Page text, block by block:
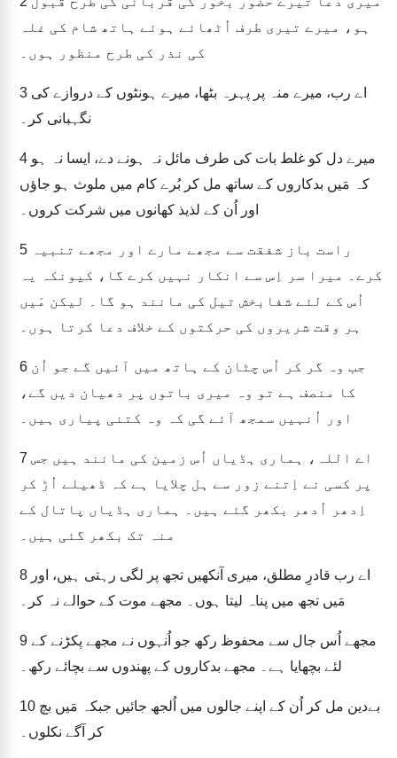
ہو، میرے تیری طرف اُٹھائے ہوئے ہاتھ شام کی غلہ
کی نذر کی طرح منظور ہوں۔
3
نگہبانی کر۔
4
کہ مَیں بدکاروں کے ساتھ مل کر بُرے کام میں ملوث ہو جاؤں
اور اُن کے لذیذ کھانوں میں شرکت کروں۔
5
کرے۔ میرا سر اِس سے انکار نہیں کرے گا، کیونکہ یہ
اُس کے لئے شفابخش تیل کی مانند ہو گا۔ لیکن مَیں
ہر وقت شریروں کی حرکتوں کے خلاف دعا کرتا ہوں۔
6
کا منصف ہے تو وہ میری باتوں پر دھیان دیں گے،
اور اُنہیں سمجھ آئے گی کہ وہ کتنی پیاری ہیں۔
7
پر کسی نے اِتنے زور سے ہل چلایا ہے کہ ڈھیلے اُڑ کر
اِدھر اُدھر بکھر گئے ہیں۔ ہماری ہڈیاں پاتال کے
منہ تک بکھر گئی ہیں۔
8
مَیں تجھ میں پناہ لیتا ہوں۔ مجھے موت کے حوالے نہ کر۔
9
لئے بچھایا ہے۔ مجھے بدکاروں کے پھندوں سے بچائے رکھ۔
10
کر آگے نکلوں۔